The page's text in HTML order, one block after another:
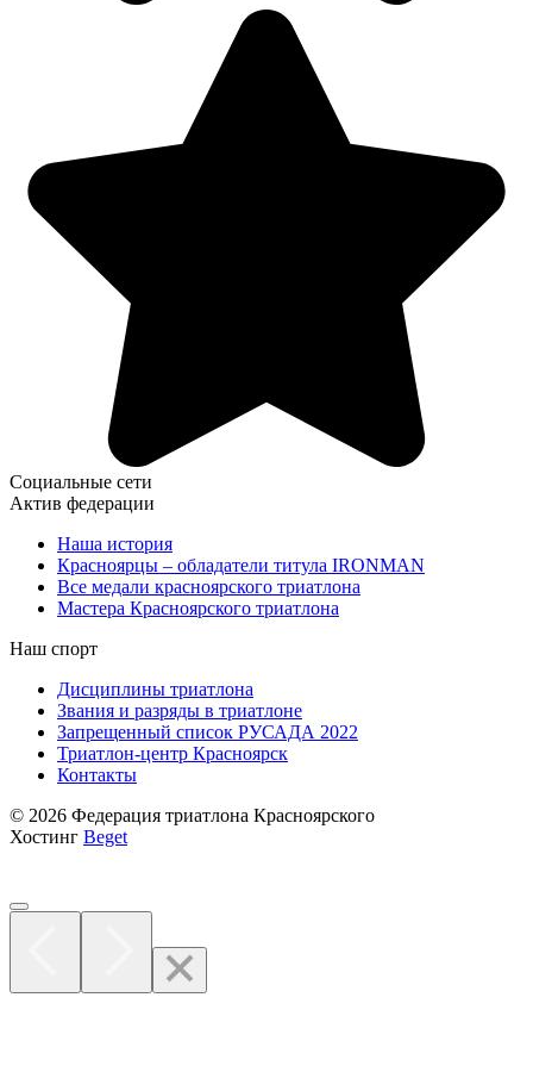
Социальные сети
Актив федерации
Наша история
Красноярцы – обладатели титула IRONMAN
Все медали красноярского триатлона
Мастера Красноярского триатлона
Наш спорт
Дисциплины триатлона
Звания и разряды в триатлоне
Запрещенный список РУСАДА 2022
Триатлон-центр Красноярск
Контакты
© 2026 Федерация триатлона Красноярского
Хостинг Beget